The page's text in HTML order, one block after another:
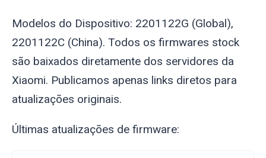
Modelos do Dispositivo: 2201122G (Global),
2201122C (China). Todos os firmwares stock
são baixados diretamente dos servidores da
Xiaomi. Publicamos apenas links diretos para
atualizações originais.
Últimas atualizações de firmware: